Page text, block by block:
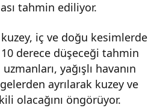
tahmin ediliyor.
kuzey, iç ve doğu kesimlerde
derece düşeceği tahmin
yağışlı havanın
ayrılarak kuzey ve
olacağını öngörüyor.